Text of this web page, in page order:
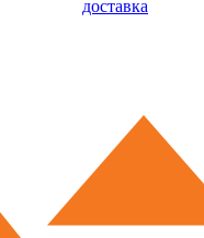
доставка